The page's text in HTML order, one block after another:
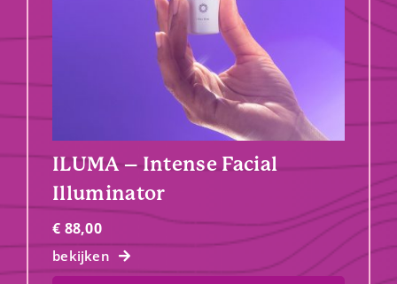
ILUMA – Intense Facial
Illuminator
€ 88,00
bekijken